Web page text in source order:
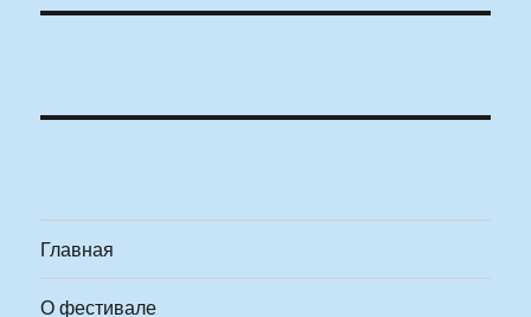
Главная
О фестивале